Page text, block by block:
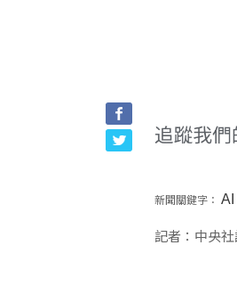
新聞關鍵字： AI
記者：中央